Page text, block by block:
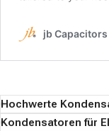
Hochwerte
Kondensatoren für